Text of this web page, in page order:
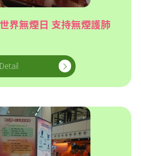
界無煙日 支持無煙護肺
Detail